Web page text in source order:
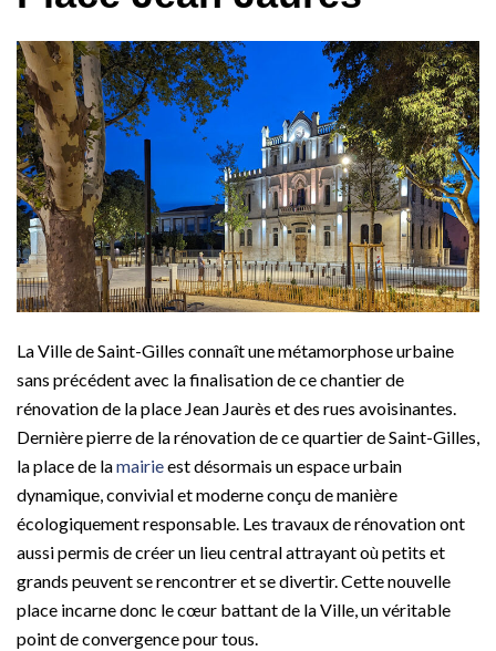
La Ville de Saint-Gilles connaît une métamorphose urbaine
sans précédent avec la finalisation de ce chantier de
rénovation de la place Jean Jaurès et des rues avoisinantes.
Dernière pierre de la rénovation de ce quartier de Saint-Gilles,
la place de lamairieest désormais un espace urbain
dynamique, convivial et moderne conçu de manière
écologiquement responsable. Les travaux de rénovation ont
aussi permis de créer un lieu central attrayant où petits et
grands peuvent se rencontrer et se divertir. Cette nouvelle
place incarne donc le cœur battant de la Ville, un véritable
point de convergence pour tous.